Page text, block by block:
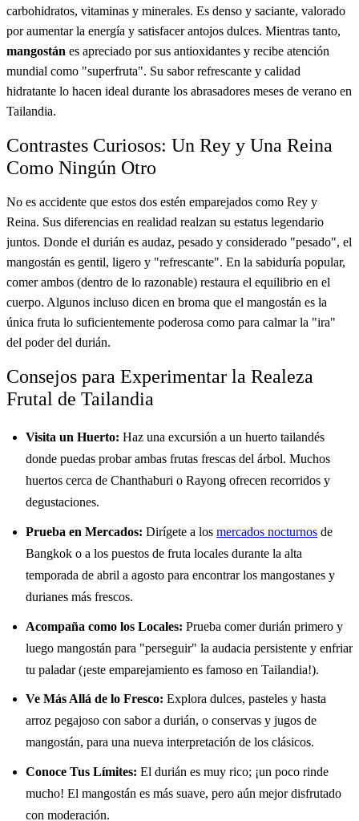
carbohidratos, vitaminas y minerales. Es denso y saciante, valorado
por aumentar la energía y satisfacer antojos dulces. Mientras tanto,
mangostán es apreciado por sus antioxidantes y recibe atención
mundial como "superfruta". Su sabor refrescante y calidad
hidratante lo hacen ideal durante los abrasadores meses de verano en
Tailandia.
Contrastes Curiosos: Un Rey y Una Reina
Como Ningún Otro
No es accidente que estos dos estén emparejados como Rey y
Reina. Sus diferencias en realidad realzan su estatus legendario
juntos. Donde el durián es audaz, pesado y considerado "pesado", el
mangostán es gentil, ligero y "refrescante". En la sabiduría popular,
comer ambos (dentro de lo razonable) restaura el equilibrio en el
cuerpo. Algunos incluso dicen en broma que el mangostán es la
única fruta lo suficientemente poderosa como para calmar la "ira"
del poder del durián.
Consejos para Experimentar la Realeza
Frutal de Tailandia
Visita un Huerto: Haz una excursión a un huerto tailandés
donde puedas probar ambas frutas frescas del árbol. Muchos
huertos cerca de Chanthaburi o Rayong ofrecen recorridos y
degustaciones.
Prueba en Mercados: Dirígete a los mercados nocturnos de
Bangkok o a los puestos de fruta locales durante la alta
temporada de abril a agosto para encontrar los mangostanes y
durianes más frescos.
Acompaña como los Locales: Prueba comer durián primero y
luego mangostán para "perseguir" la audacia persistente y enfriar
tu paladar (¡este emparejamiento es famoso en Tailandia!).
Ve Más Allá de lo Fresco: Explora dulces, pasteles y hasta
arroz pegajoso con sabor a durián, o conservas y jugos de
mangostán, para una nueva interpretación de los clásicos.
Conoce Tus Límites: El durián es muy rico; ¡un poco rinde
mucho! El mangostán es más suave, pero aún mejor disfrutado
con moderación.